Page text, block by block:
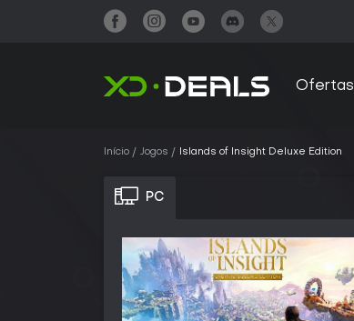
Ofertas
Início Jogos Islands of Insight Deluxe Edition
PC